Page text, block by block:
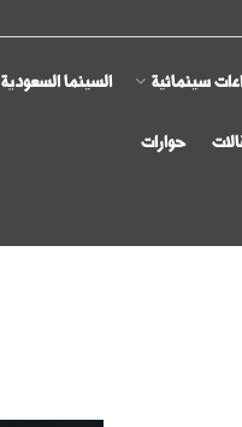
سينمائية السينما السعودية
حوارات